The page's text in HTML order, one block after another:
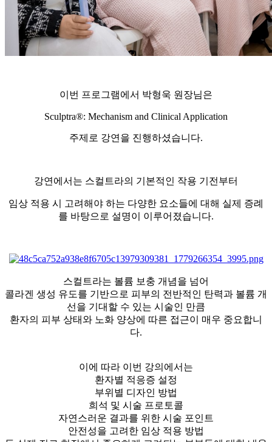
이번 프로그램에서 박형욱 원장님은
Sculptra®: Mechanism and Clinical Application
주제로 강연을 진행하셨습니다.
강연에서는 스컬트라의 기본적인 작용 기전부터
임상 적용 시 고려해야 하는 다양한 요소들에 대해 실제 증례
를 바탕으로 설명이 이루어졌습니다.
스컬트라는 볼륨 보충 개념을 넘어
콜라겐 생성 유도를 기반으로 피부의 전반적인 탄력과 볼륨 개
선을 기대할 수 있는 시술인 만큼
환자의 피부 상태와 노화 양상에 따른 접근이 매우 중요합니
다.
이에 따라 이번 강의에서는
환자별 적응증 설정
부위별 디자인 방법
희석 및 시술 프로토콜
자연스러운 결과를 위한 시술 포인트
안전성을 고려한 임상 적용 방법